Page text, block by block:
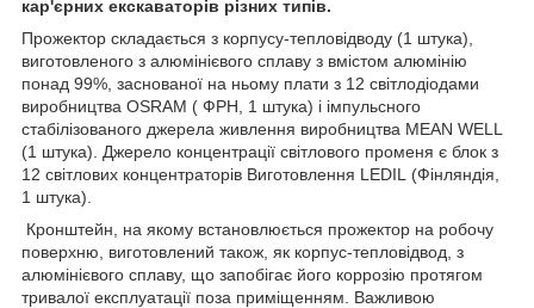
кар'єрних екскаваторів різних типів.
Прожектор складається з корпусу-тепловідводу (1 штука),
виготовленого з алюмінієвого сплаву з вмістом алюмінію
понад 99%, заснованої на ньому плати з 12 світлодіодами
виробництва OSRAM ( ФРН, 1 штука) і імпульсного
стабілізованого джерела живлення виробництва MEAN WELL
(1 штука). Джерело концентрації світлового променя є блок з
12 світлових концентраторів Виготовлення LEDIL (Фінляндія,
1 штука).
Кронштейн, на якому встановлюється прожектор на робочу
поверхню, виготовлений також, як корпус-тепловідвод, з
алюмінієвого сплаву, що запобігає його коррозію протягом
тривалої експлуатації поза приміщенням. Важливою